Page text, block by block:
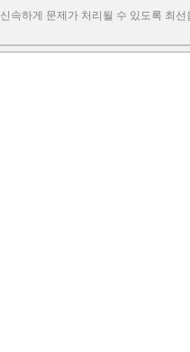
신속하게 문제가 처리될 수 있도록 최선